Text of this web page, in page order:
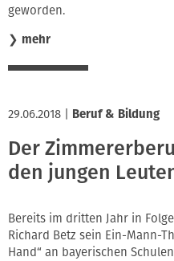
geworden.
❯ mehr
29.06.2018 Beruf & Bildung
Der
den jungen
Bereits im dritten Jahr in
Richard Betz sein Ein-Mann-
Hand“ an bayerischen